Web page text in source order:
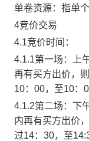
单卷资源：指单
4竞价交易
4.1竞价时间：
4.1.1第一场：上
再有买方出价，
10：00，至10：
4.1.2第二场：下
内再有买方出价
过14：30，至